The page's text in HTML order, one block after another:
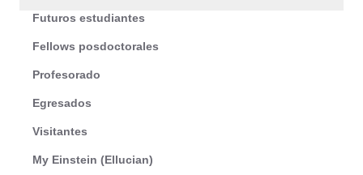
Futuros estudiantes
Fellows posdoctorales
Profesorado
Egresados
Visitantes
My Einstein (Ellucian)